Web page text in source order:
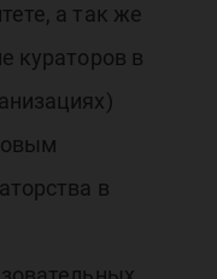
а так же
кураторов в
в